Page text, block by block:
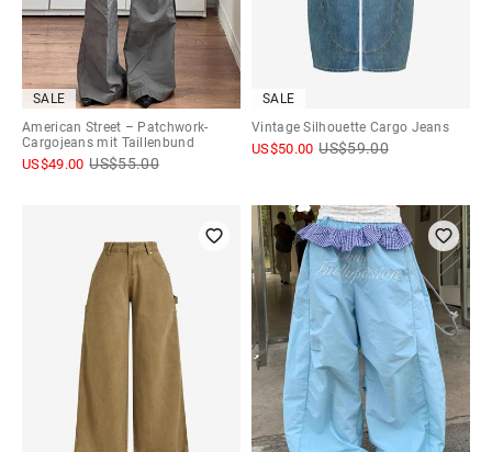
SALE
American Street – Patchwork-
Cargojeans mit Taillenbund
US$49.00 US$55.00
SALE
Vintage Silhouette Cargo Jeans
US$50.00 US$59.00